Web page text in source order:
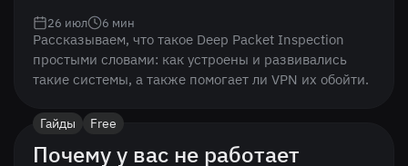
Рассказываем, что такое Deep Packet Inspection
простыми словами: как устроены и развивались
такие системы, а также помогает ли VPN их обойти.
26 июл 6 мин
Гайды Free
Почему у вас не работает